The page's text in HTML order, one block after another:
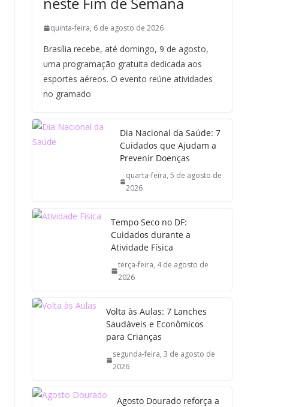
quinta-feira, 6 de agosto de 2026
Brasília recebe, até domingo, 9 de agosto,
uma programação gratuita dedicada aos
esportes aéreos. O evento reúne atividades
no gramado
Dia Nacional da Saúde: 7
Cuidados que Ajudam a
Prevenir Doenças
quarta-feira, 5 de agosto de
2026
Tempo Seco no DF:
Cuidados durante a
Atividade Física
terça-feira, 4 de agosto de
2026
Volta às Aulas: 7 Lanches
Saudáveis e Econômicos
para Crianças
segunda-feira, 3 de agosto de
2026
Agosto Dourado reforça a